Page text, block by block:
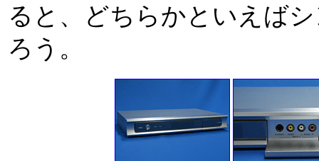
ると、どちらかといえば
ろう。